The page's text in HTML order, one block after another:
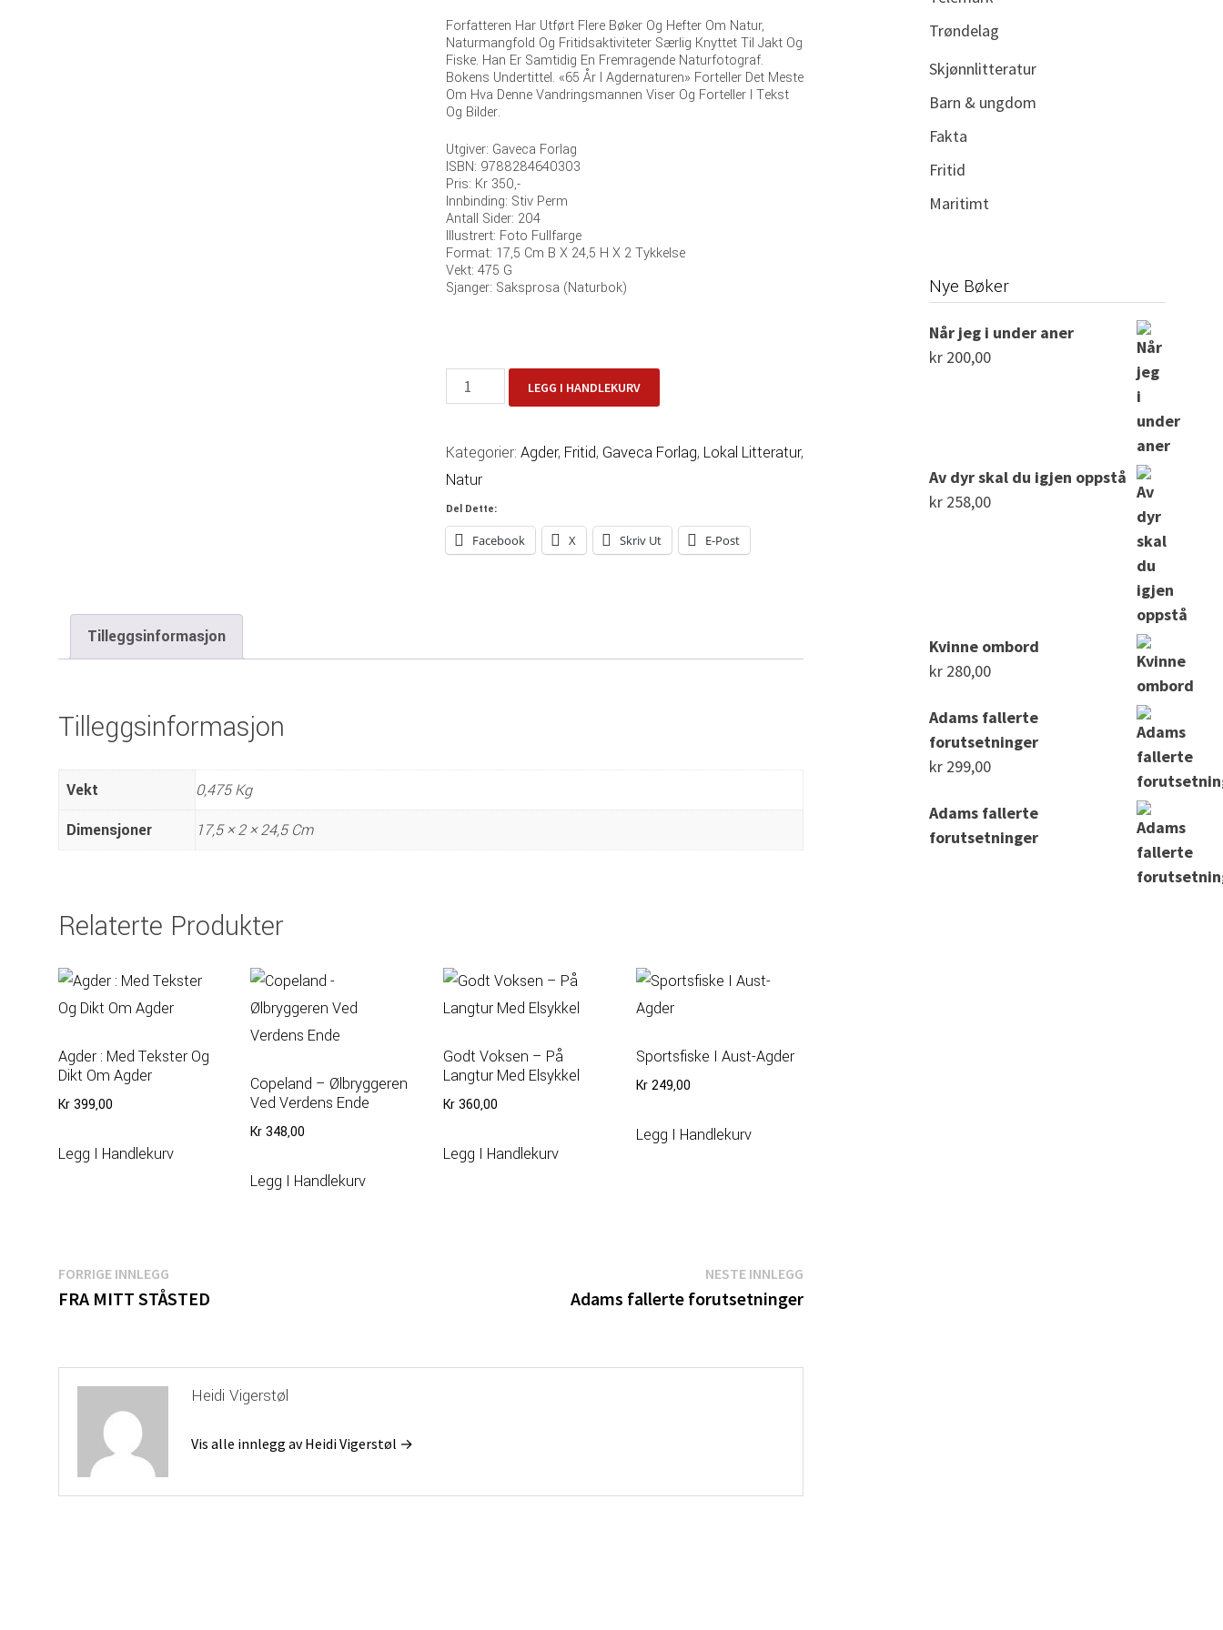
Forfatteren Har Utført Flere Bøker Og Hefter Om Natur,
Naturmangfold Og Fritidsaktiviteter Særlig Knyttet Til Jakt Og
Fiske. Han Er Samtidig En Fremragende Naturfotograf.
Bokens Undertittel. «65 År I Agdernaturen» Forteller Det Meste
Om Hva Denne Vandringsmannen Viser Og Forteller I Tekst
Og Bilder.
Utgiver: Gaveca Forlag
ISBN: 9788284640303
Pris: Kr 350,-
Innbinding: Stiv Perm
Antall Sider: 204
Illustrert: Foto Fullfarge
Format: 17,5 Cm B X 24,5 H X 2 Tykkelse
Vekt: 475 G
Sjanger: Saksprosa (naturbok)
Mens
Jeg
Husker
Antall
LEGG I HANDLEKURV
Kategorier: Agder, Fritid, Gaveca Forlag, Lokal Litteratur,
Natur
Del Dette:
Facebook X Skriv Ut E-Post
Tilleggsinformasjon
Tilleggsinformasjon
Vekt
0,475 Kg
Dimensjoner
17,5 × 2 × 24,5 Cm
Relaterte Produkter
Agder : Med Tekster Og
Dikt Om Agder
Kr399,00
Legg I Handlekurv
Copeland – Ølbryggeren
Ved Verdens Ende
Kr 348,00
Legg I Handlekurv
Godt Voksen – På
Langtur Med Elsykkel
Kr 360,00
Legg I Handlekurv
Sportsfiske I Aust-Agder
Kr 249,00
Legg I Handlekurv
Innleggsnavigasjon
FORRIGE INNLEGGForrige
innlegg:
FRA MITT STÅSTED
NESTE INNLEGG
innlegg:
Adams fallerte forutsetninger
Heidi Vigerstøl
Vis alle innlegg av Heidi Vigerstøl →
Trøndelag
Skjønnlitteratur
Barn & ungdom
Fakta
Fritid
Maritimt
Nye Bøker
Når jeg i under aner
kr200,00
Av dyr skal du igjen oppstå
kr258,00
Kvinne ombord
kr280,00
Adams fallerte
forutsetninger
kr299,00
Adams fallerte
forutsetninger